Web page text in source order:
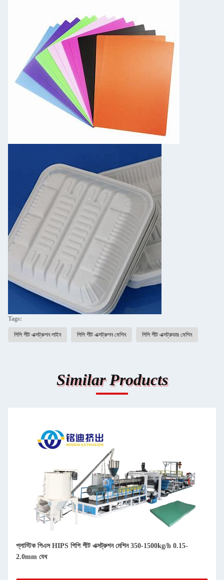
Tags:
পিপি শীট এক্সট্রুশন লাইন পিপি শীট এক্সট্রুশন মেশিন পিপি শীট এক্সট্রুডার মেশিন
Similar Products
প্লাস্টিক পিএস HIPS পিপি শীট এক্সট্রুশন মেশিন 350-1500kg/h 0.15-
2.0mm বেধ